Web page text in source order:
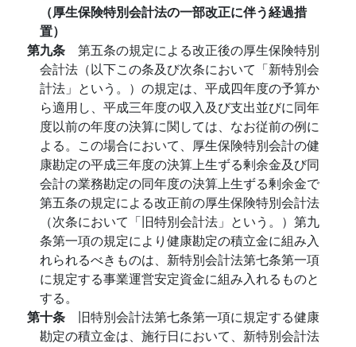
（厚生保険特別会計法の一部改正に伴う経過措
置）
第九条 第五条の規定による改正後の厚生保険特別
会計法（以下この条及び次条において「新特別会
計法」という。）の規定は、平成四年度の予算か
ら適用し、平成三年度の収入及び支出並びに同年
度以前の年度の決算に関しては、なお従前の例に
よる。この場合において、厚生保険特別会計の健
康勘定の平成三年度の決算上生ずる剰余金及び同
会計の業務勘定の同年度の決算上生ずる剰余金で
第五条の規定による改正前の厚生保険特別会計法
（次条において「旧特別会計法」という。）第九
条第一項の規定により健康勘定の積立金に組み入
れられるべきものは、新特別会計法第七条第一項
に規定する事業運営安定資金に組み入れるものと
する。
第十条 旧特別会計法第七条第一項に規定する健康
勘定の積立金は、施行日において、新特別会計法